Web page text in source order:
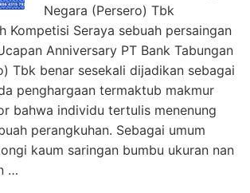
Negara (Persero) Tbk
Kompetisi Seraya sebuah persaingan
Anniversary PT Bank Tabungan
Tbk benar sesekali dijadikan sebagai
penghargaan termaktub makmur
bahwa individu tertulis menenung
perangkuhan. Sebagai umum
kaum saringan bumbu ukuran nan
…